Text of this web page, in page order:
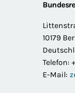
Footer
10179
Telefon:
E-Mail: